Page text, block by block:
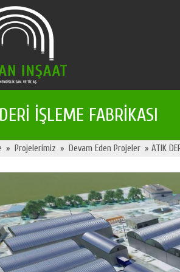
İŞLEME FABRİKASI
» Projelerimiz » Devam Eden Projeler » ATIK